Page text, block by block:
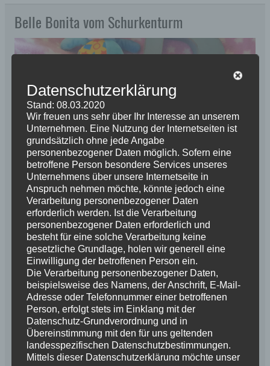
Belle Bonita vom Schurkenturm
Puh, endlich gelandet. Mensch
Leute war das anstrengend, als
erstgeborenes Baby von Mama Lia
und Papa Odin. Aber alles gut, nun
bin ich ja da. Am 26.03.2020 um
13.10 Uhr war die Reise für mich
beendet. Nach einer Stunde im
Leben habe ich auch gleich die
Milchbar gefunden, das ist wichtig,
um mein Geburtsgewicht von 478
gr. zu halten und zu steigern um
eine große Schurkin zu werden.
Datenschutzerklärung
Stand: 08.03.2020
Wir freuen uns sehr über Ihr Interesse an unserem
Unternehmen. Eine Nutzung der Internetseiten ist
grundsätzlich ohne jede Angabe
personenbezogener Daten möglich. Sofern eine
betroffene Person besondere Services unseres
Unternehmens über unsere Internetseite in
Anspruch nehmen möchte, könnte jedoch eine
Verarbeitung personenbezogener Daten
erforderlich werden. Ist die Verarbeitung
personenbezogener Daten erforderlich und
besteht für eine solche Verarbeitung keine
gesetzliche Grundlage, holen wir generell eine
Einwilligung der betroffenen Person ein.
Die Verarbeitung personenbezogener Daten,
beispielsweise des Namens, der Anschrift, E-Mail-
Adresse oder Telefonnummer einer betroffenen
Person, erfolgt stets im Einklang mit der
Datenschutz-Grundverordnung und in
Übereinstimmung mit den für uns geltenden
landesspezifischen Datenschutzbestimmungen.
Mittels dieser Datenschutzerklärung möchte unser